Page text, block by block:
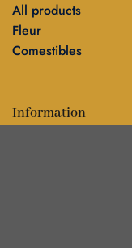
All products
Fleur
Comestibles
Information